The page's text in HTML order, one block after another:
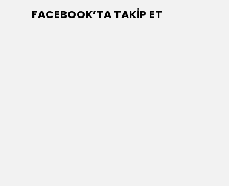
FACEBOOK’TA TAKIP ET